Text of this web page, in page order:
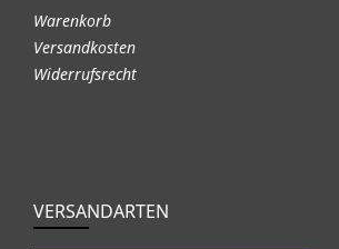
Warenkorb
Versandkosten
Widerrufsrecht
VERSANDARTEN